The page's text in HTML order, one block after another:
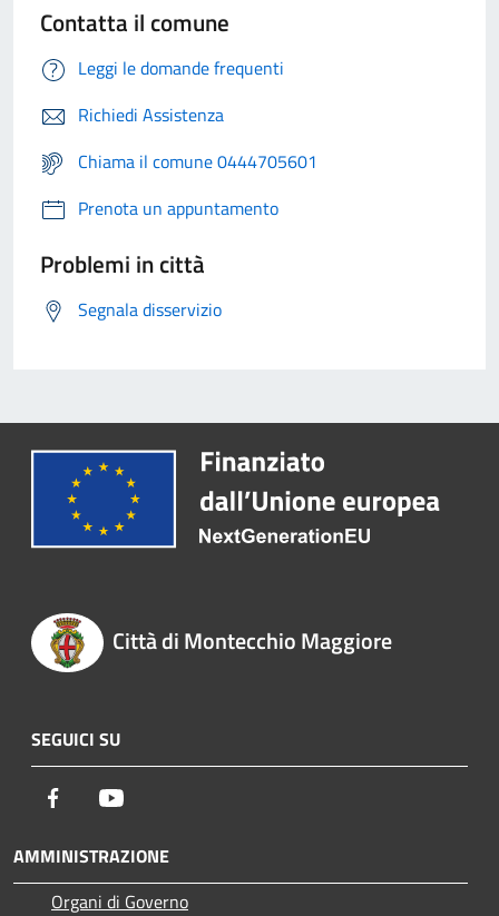
Contatta il comune
Leggi le domande frequenti
Richiedi Assistenza
Chiama il comune 0444705601
Prenota un appuntamento
Problemi in città
Segnala disservizio
Città di Montecchio Maggiore
SEGUICI SU
Facebook
AMMINISTRAZIONE
Organi di Governo